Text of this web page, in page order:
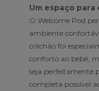
Um espaço
O Welcome Pod
ambiente
colchão foi
conforto ao bebé,
seja perfeitamente
completa possível